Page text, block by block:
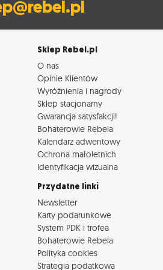
Sklep Rebel.pl
O nas
Opinie Klientów
Wyróżnienia i nagrody
Sklep stacjonarny
Gwarancja satysfakcji!
Bohaterowie Rebela
Kalendarz adwentowy
Ochrona małoletnich
Identyfikacja wizualna
Przydatne linki
Newsletter
Karty podarunkowe
System PDK i trofea
Bohaterowie Rebela
Polityka cookies
Strategia podatkowa